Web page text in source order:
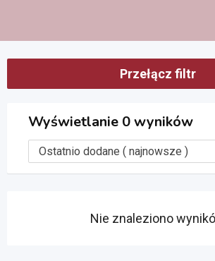
Przełącz filtr
Wyświetlanie 0 wyników
Nie znaleziono